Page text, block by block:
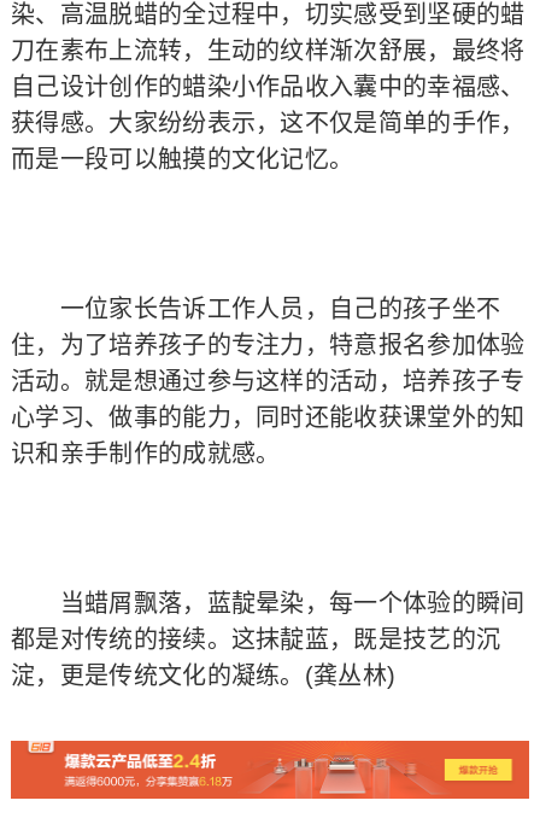
染、高温脱蜡的全过程中，切实感受到坚硬的蜡
刀在素布上流转，生动的纹样渐次舒展，最终将
自己设计创作的蜡染小作品收入囊中的幸福感、
获得感。大家纷纷表示，这不仅是简单的手作，
而是一段可以触摸的文化记忆。
一位家长告诉工作人员，自己的孩子坐不
住，为了培养孩子的专注力，特意报名参加体验
活动。就是想通过参与这样的活动，培养孩子专
心学习、做事的能力，同时还能收获课堂外的知
识和亲手制作的成就感。
当蜡屑飘落，蓝靛晕染，每一个体验的瞬间
都是对传统的接续。这抹靛蓝，既是技艺的沉
淀，更是传统文化的凝练。(龚丛林)